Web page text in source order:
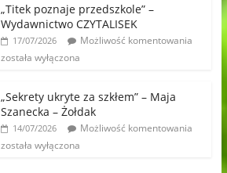
„Titek poznaje przedszkole” –
Wydawnictwo CZYTALISEK
17/07/2026
Możliwość komentowania
została wyłączona
„Sekrety ukryte za szkłem” – Maja
Szanecka – Żołdak
14/07/2026
Możliwość komentowania
została wyłączona